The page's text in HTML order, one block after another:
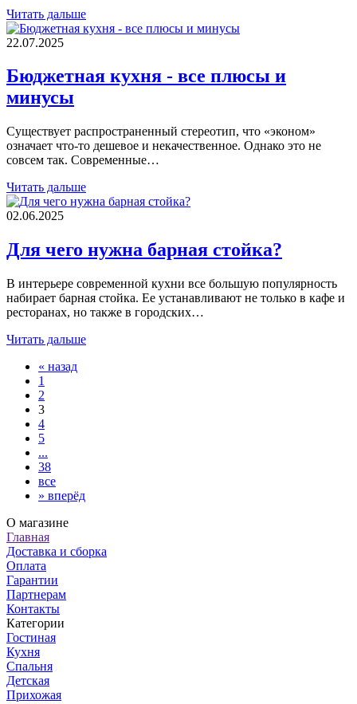
Читать дальше
22.07.2025
Бюджетная кухня - все плюсы и
минусы
Существует распространенный стереотип, что «эконом»
означает что-то дешевое и некачественное. Однако это не
совсем так. Современные…
Читать дальше
02.06.2025
Для чего нужна барная стойка?
В интерьере современной кухни все большую популярность
набирает барная стойка. Ее устанавливают не только в кафе и
ресторанах, но также в городских…
Читать дальше
« назад
1
2
3
4
5
...
38
все
» вперёд
О магазине
Главная
Доставка и сборка
Оплата
Гарантии
Партнерам
Контакты
Категории
Гостиная
Кухня
Спальня
Детская
Прихожая